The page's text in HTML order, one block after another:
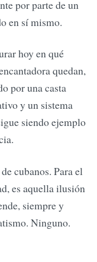
por parte de un
en sí mismo.
hoy en qué
quedan,
por una casta
y un sistema
siendo ejemplo
cubanos. Para el
es aquella ilusión
siempre y
Ninguno.